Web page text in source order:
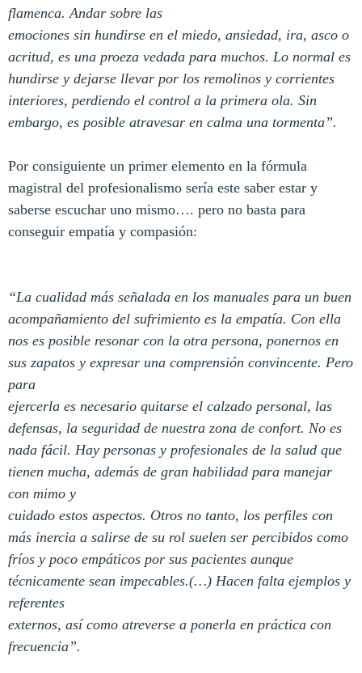
flamenca. Andar sobre las
emociones sin hundirse en el miedo, ansiedad, ira, asco o
acritud, es una proeza vedada para muchos. Lo normal es
hundirse y dejarse llevar por los remolinos y corrientes
interiores, perdiendo el control a la primera ola. Sin
embargo, es posible atravesar en calma una tormenta”.
Por consiguiente un primer elemento en la fórmula
magistral del profesionalismo sería este saber estar y
saberse escuchar uno mismo…. pero no basta para
conseguir empatía y compasión:
“La cualidad más señalada en los manuales para un buen
acompañamiento del sufrimiento es la empatía. Con ella
nos es posible resonar con la otra persona, ponernos en
sus zapatos y expresar una comprensión convincente. Pero
para
ejercerla es necesario quitarse el calzado personal, las
defensas, la seguridad de nuestra zona de confort. No es
nada fácil. Hay personas y profesionales de la salud que
tienen mucha, además de gran habilidad para manejar
con mimo y
cuidado estos aspectos. Otros no tanto, los perfiles con
más inercia a salirse de su rol suelen ser percibidos como
fríos y poco empáticos por sus pacientes aunque
técnicamente sean impecables.(…) Hacen falta ejemplos y
referentes
externos, así como atreverse a ponerla en práctica con
frecuencia”.